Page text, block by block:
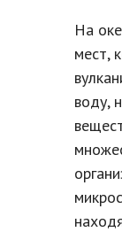
На
мест,
воду,